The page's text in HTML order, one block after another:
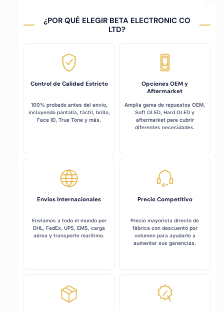
¿POR QUÉ ELEGIR BETA ELECTRONIC CO
LTD?
Control de Calidad Estricto
100% probado antes del envío,
incluyendo pantalla, táctil, brillo,
Face ID, True Tone y más.
Opciones OEM y
Aftermarket
Amplia gama de repuestos OEM,
Soft OLED, Hard OLED y
aftermarket para cubrir
diferentes necesidades.
Envíos Internacionales
Enviamos a todo el mundo por
DHL, FedEx, UPS, EMS, carga
aérea y transporte marítimo.
Precio Competitivo
Precio mayorista directo de
fábrica con descuento por
volumen para ayudarle a
aumentar sus ganancias.